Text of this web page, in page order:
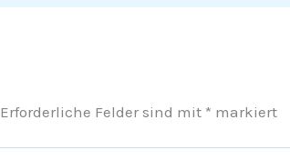
Erforderliche Felder sind mit * markiert